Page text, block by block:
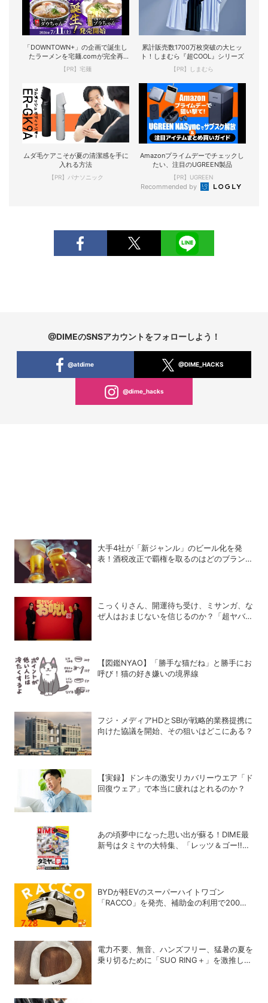
「DOWNTOWN+」の企画で誕生し
たラーメンを宅麺.comが完全再
現！
【PR】宅麺
累計販売数1700万枚突破の大ヒッ
ト！しまむら『超COOL』シリーズ
【PR】しまむら
ムダ毛ケアこそが夏の清潔感を手に
入れる方法
【PR】パナソニック
Amazonプライムデーでチェックし
たい、注目のUGREEN製品
【PR】UGREEN
Recommended by
@DIMEのSNSアカウントをフォローしよう！
@atdime @DIME_HACKS
@dime_hacks
大手4社が「新ジャンル」のビール化を発
表！酒税改正で覇権を取るのはどのブランド
こっくりさん、開運待ち受け、ミサンガ、な
ぜ人はおまじないを信じるのか？「超ヤバイ
【図鑑NYAO】「勝手な猫だね」と勝手にお
呼び！猫の好き嫌いの境界線
フジ・メディアHDとSBIが戦略的業務提携に
向けた協議を開始、その狙いはどこにある？
【実録】ドンキの激安リカバリーウエア「ド
回復ウェア」で本当に疲れはとれるのか？
あの頃夢中になった思い出が蘇る！DIME最
新号はタミヤの大特集、「レッツ＆ゴー!!」
BYDが軽EVのスーパーハイトワゴン
「RACCO」を発売、補助金の利用で200万
電力不要、無音、ハンズフリー、猛暑の夏を
乗り切るために「SUO RING＋」を激推しし